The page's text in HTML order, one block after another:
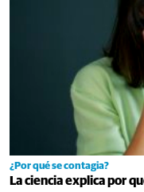
¿Por qué se contagia?
La ciencia explica por